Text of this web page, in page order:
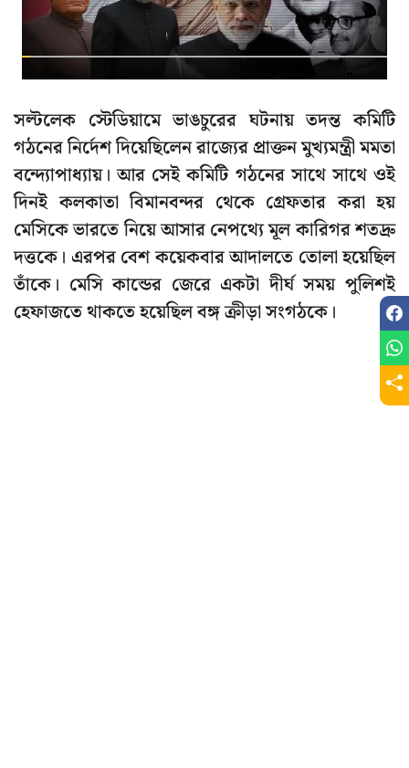
সল্টলেক স্টেডিয়ামে ভাঙচুরের ঘটনায় তদন্ত কমিটি
গঠনের নির্দেশ দিয়েছিলেন রাজ্যের প্রাক্তন মুখ্যমন্ত্রী মমতা
বন্দ্যোপাধ্যায়। আর সেই কমিটি গঠনের সাথে সাথে ওই
দিনই কলকাতা বিমানবন্দর থেকে গ্রেফতার করা হয়
মেসিকে ভারতে নিয়ে আসার নেপথ্যে মূল কারিগর শতদ্রু
দত্তকে। এরপর বেশ কয়েকবার আদালতে তোলা হয়েছিল
তাঁকে। মেসি কান্ডের জেরে একটা দীর্ঘ সময় পুলিশই
হেফাজতে থাকতে হয়েছিল বঙ্গ ক্রীড়া সংগঠকে।